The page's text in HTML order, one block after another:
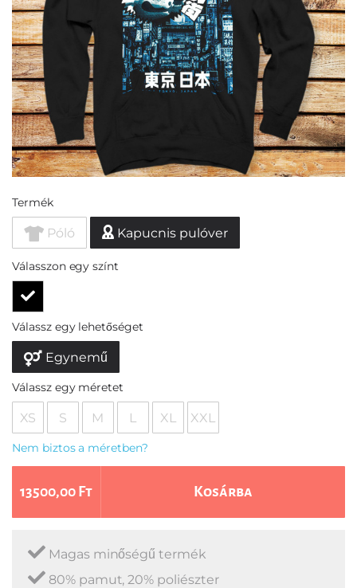
Termék
Póló Kapucnis pulóver
Válasszon egy színt
Válassz egy lehetőséget
Egynemű
Válassz egy méretet
XS S M L XL XXL
Nem biztos a méretben?
13500,00 Ft Kosárba
Magas minőségű termék
80% pamut, 20% poliészter